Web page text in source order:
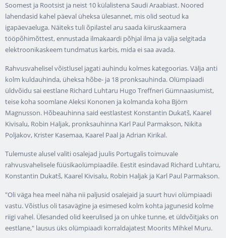
Soomest ja Rootsist ja neist 10 külalistena Saudi Araabiast. Noored
lahendasid kahel päeval üheksa ülesannet, mis olid seotud ka
igapäevaeluga. Näiteks tuli õpilastel aru saada kiiruskaamera
tööpõhimõttest, ennustada ilmakaardi põhjal ilma ja välja selgitada
elektroonikaskeem tundmatus karbis, mida ei saa avada.
Rahvusvahelisel võistlusel jagati auhindu kolmes kategoorias. Välja anti
kolm kuldauhinda, üheksa hõbe- ja 18 pronksauhinda. Olümpiaadi
üldvõidu sai eestlane Richard Luhtaru Hugo Treffneri Gümnaasiumist,
teise koha soomlane Aleksi Kononen ja kolmanda koha Björn
Magnusson. Hõbeauhinna said eestlastest Konstantin Dukatš, Kaarel
Kivisalu, Robin Haljak, pronksauhinna Karl Paul Parmakson, Nikita
Poljakov, Krister Kasemaa, Kaarel Paal ja Adrian Kirikal.
Tulemuste alusel valiti osalejad juulis Portugalis toimuvale
rahvusvahelisele füüsikaolümpiaadile. Eestit esindavad Richard Luhtaru,
Konstantin Dukatš, Kaarel Kivisalu, Robin Haljak ja Karl Paul Parmakson.
"Oli väga hea meel näha nii paljusid osalejaid ja suurt huvi olümpiaadi
vastu. Võistlus oli tasavägine ja esimesed kolm kohta jagunesid kolme
riigi vahel. Ülesanded olid keerulised ja on uhke tunne, et üldvõitjaks on
eestlane," lausus üks olümpiaadi korraldajatest Moorits Mihkel Muru.